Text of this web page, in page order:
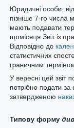
Юридичні особи,
пізніше 7-го числа
мають подавати
щомісяця Звіт із
Відповідно до
статистичних
граничним
У вересні цей звіт
потрібно подати
затвердженою
Типову форму див